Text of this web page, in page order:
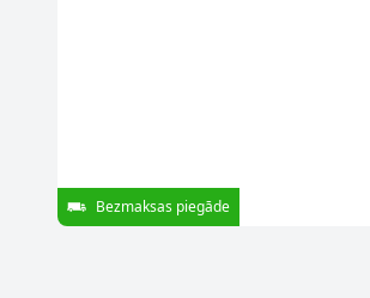
Bezmaksas piegāde